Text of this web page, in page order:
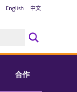
English 中文
合作